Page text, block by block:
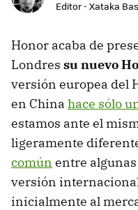
Editor - Xataka
Honor acaba de
Londres su nuevo
versión europea del
en China hace sólo
estamos ante el
ligeramente
común entre
versión
inicialmente al